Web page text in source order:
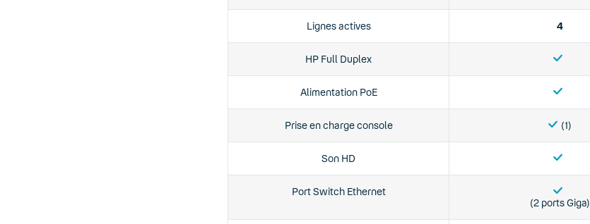
Lignes actives 4
HP Full Duplex
Alimentation PoE
Prise en charge console (1)
Son HD
Port Switch Ethernet
(2 ports Giga)